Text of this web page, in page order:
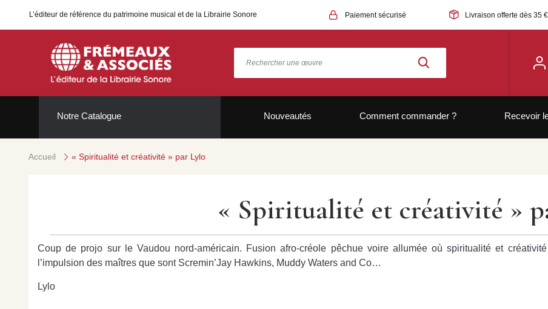
L’éditeur de référence du patrimoine musical et de la Librairie Sonore Paiement sécurisé Livraison offerte dès 35
Notre Catalogue Nouveautés Comment commander ? Recevoir
Accueil « Spiritualité et créativité » par Lylo
« Spiritualité et créativité »
Coup de projo sur le Vaudou nord-américain. Fusion afro-créole pêchue voire allumée où spiritualité et
l’impulsion des maîtres que sont Scremin’Jay Hawkins, Muddy Waters and Co…
Lylo